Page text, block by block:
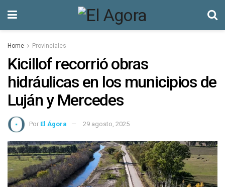
Home Provinciales
Kicillof recorrió obras
hidráulicas en los municipios de
Luján y Mercedes
Por El Ágora 29 agosto, 2025